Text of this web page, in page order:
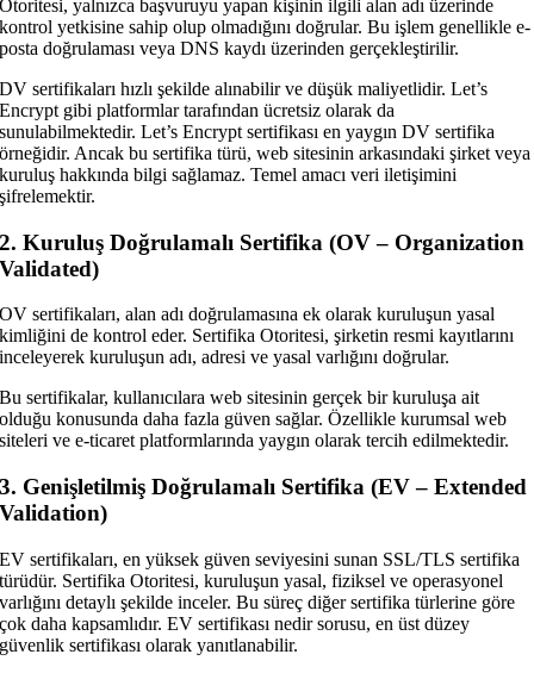
Otoritesi, yalnızca başvuruyu yapan kişinin ilgili alan adı üzerinde
kontrol yetkisine sahip olup olmadığını doğrular. Bu işlem genellikle e-
posta doğrulaması veya DNS kaydı üzerinden gerçekleştirilir.
DV sertifikaları hızlı şekilde alınabilir ve düşük maliyetlidir. Let’s
Encrypt gibi platformlar tarafından ücretsiz olarak da
sunulabilmektedir. Let’s Encrypt sertifikası en yaygın DV sertifika
örneğidir. Ancak bu sertifika türü, web sitesinin arkasındaki şirket veya
kuruluş hakkında bilgi sağlamaz. Temel amacı veri iletişimini
şifrelemektir.
2. Kuruluş Doğrulamalı Sertifika (OV – Organization
Validated)
OV sertifikaları, alan adı doğrulamasına ek olarak kuruluşun yasal
kimliğini de kontrol eder. Sertifika Otoritesi, şirketin resmi kayıtlarını
inceleyerek kuruluşun adı, adresi ve yasal varlığını doğrular.
Bu sertifikalar, kullanıcılara web sitesinin gerçek bir kuruluşa ait
olduğu konusunda daha fazla güven sağlar. Özellikle kurumsal web
siteleri ve e-ticaret platformlarında yaygın olarak tercih edilmektedir.
3. Genişletilmiş Doğrulamalı Sertifika (EV – Extended
Validation)
EV sertifikaları, en yüksek güven seviyesini sunan SSL/TLS sertifika
türüdür. Sertifika Otoritesi, kuruluşun yasal, fiziksel ve operasyonel
varlığını detaylı şekilde inceler. Bu süreç diğer sertifika türlerine göre
çok daha kapsamlıdır. EV sertifikası nedir sorusu, en üst düzey
güvenlik sertifikası olarak yanıtlanabilir.